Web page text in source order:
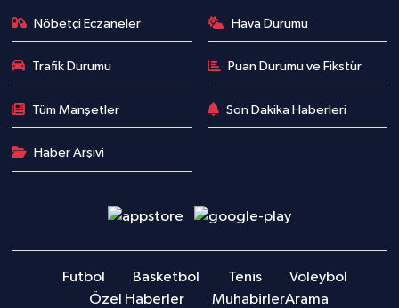
Nöbetçi Eczaneler Hava Durumu
Trafik Durumu Puan Durumu ve Fikstür
Tüm Manşetler Son Dakika Haberleri
Haber Arşivi
Futbol Basketbol Tenis
Voleybol
Özel Haberler
MuhabirlerArama